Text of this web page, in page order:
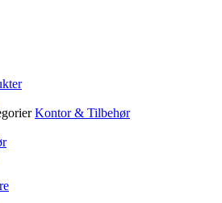
Kontor & Tilbehør